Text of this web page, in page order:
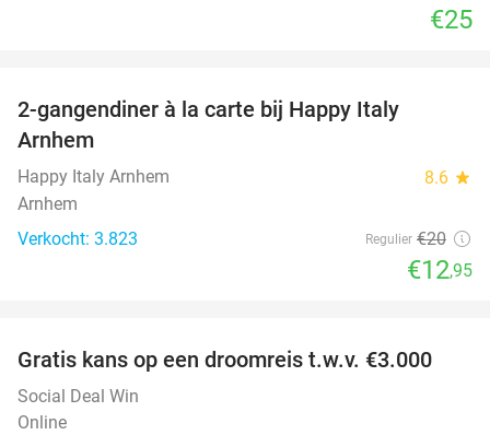
€25
2-gangendiner à la carte bij Happy Italy
Arnhem
Happy Italy Arnhem 8.6 star
Arnhem
Verkocht: 3.823
Regulier €20
€12,95
Gratis kans op een droomreis t.w.v. €3.000
Social Deal Win
Online